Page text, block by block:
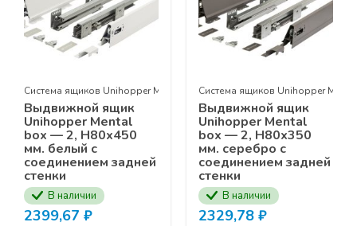
BoxСистема ящиков Unihopper Mental Box
Выдвижной ящик
Unihopper Mental
box — 2, Н80х450
мм. белый с
соединением задней
стенки
В наличии
2399,67 ₽
Система ящиков Unihopper
Выдвижной ящик
Unihopper Mental
box — 2, Н80х350
мм. серебро с
соединением задней
стенки
В наличии
2329,78 ₽
ТЕМЫ СЕМИНАРА:
Выдвижные механизмыUNIHOPPER
Фурнитура кухонного наполнения
UNIHOPPER
Подвеснаясистема
MODUS AIR SOFT
(black)
Телескопическая подвесная система
MODUSTS
Гардеробная система
MODUS